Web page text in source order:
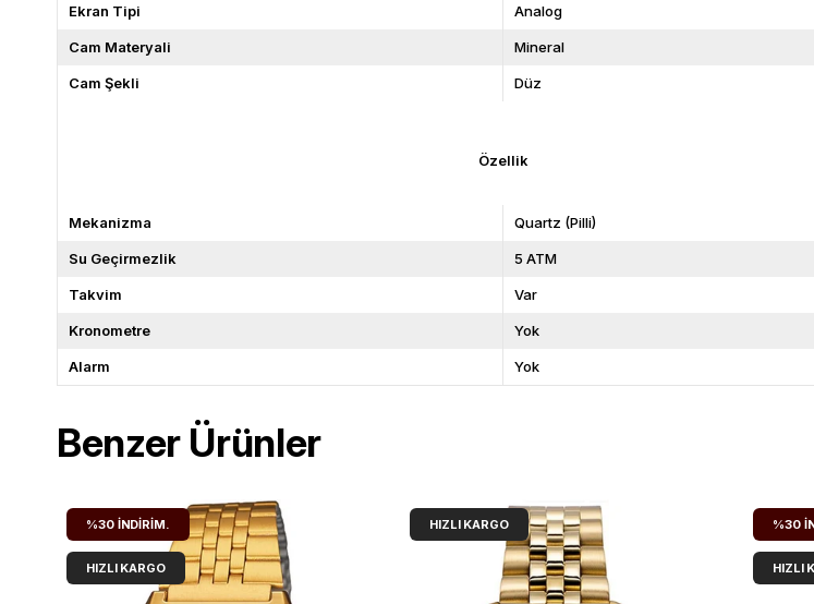
Ekran Tipi Analog
Cam Materyali Mineral
Cam Şekli Düz
Özellik
Mekanizma Quartz (Pilli)
Su Geçirmezlik 5 ATM
Takvim Var
Kronometre Yok
Alarm Yok
Benzer Ürünler
%30 İNDIRIM.
HIZLI KARGO
HIZLI KARGO %30
HIZLI